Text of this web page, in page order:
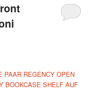
PAAR REGENCY OPEN
BOOKCASE SHELF AUF